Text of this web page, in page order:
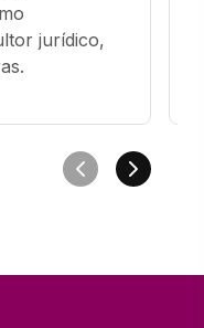
jurídico,